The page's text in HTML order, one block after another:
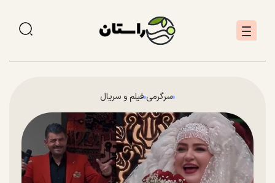
سرگرمی فیلم و سریال